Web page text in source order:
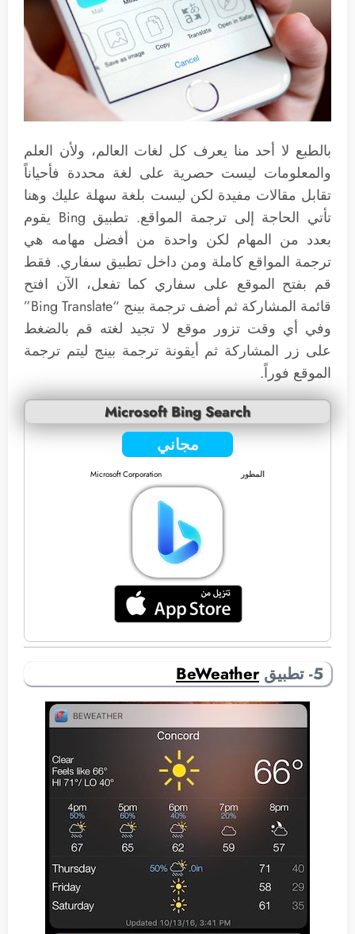
بالطبع لا أحد منا يعرف كل لغات العالم، ولأن العلم
والمعلومات ليست حصرية على لغة محددة فأحياناً
تقابل مقالات مفيدة لكن ليست بلغة سهلة عليك وهنا
تأتي الحاجة إلى ترجمة المواقع. تطبيق Bing يقوم
بعدد من المهام لكن واحدة من أفضل مهامه هي
ترجمة المواقع كاملة ومن داخل تطبيق سفاري. فقط
قم بفتح الموقع على سفاري كما تفعل، الآن افتح
قائمة المشاركة ثم أضف ترجمة بينج “Bing Translate”
وفي أي وقت تزور موقع لا تجيد لغته قم بالضغط
على زر المشاركة ثم أيقونة ترجمة بينج ليتم ترجمة
الموقع فوراً.
Microsoft Bing Search
مجاني
المطور Microsoft Corporation
5- تطبيق BeWeather